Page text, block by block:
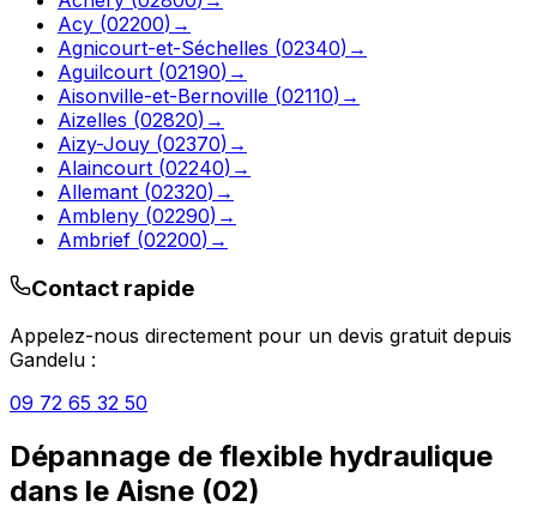
Acy (02200) →
Agnicourt-et-Séchelles (02340) →
Aguilcourt (02190) →
Aisonville-et-Bernoville (02110) →
Aizelles (02820) →
Aizy-Jouy (02370) →
Alaincourt (02240) →
Allemant (02320) →
Ambleny (02290) →
Ambrief (02200) →
Contact rapide
Appelez-nous directement pour un devis gratuit depuis
Gandelu :
09 72 65 32 50
Dépannage de flexible hydraulique
dans le Aisne (02)